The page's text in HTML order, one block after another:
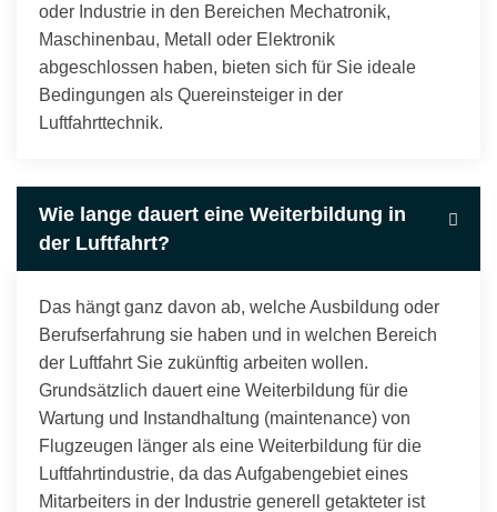
oder Industrie in den Bereichen Mechatronik,
Maschinenbau, Metall oder Elektronik
abgeschlossen haben, bieten sich für Sie ideale
Bedingungen als Quereinsteiger in der
Luftfahrttechnik.
Wie lange dauert eine Weiterbildung in
der Luftfahrt?
Das hängt ganz davon ab, welche Ausbildung oder
Berufserfahrung sie haben und in welchen Bereich
der Luftfahrt Sie zukünftig arbeiten wollen.
Grundsätzlich dauert eine Weiterbildung für die
Wartung und Instandhaltung (maintenance) von
Flugzeugen länger als eine Weiterbildung für die
Luftfahrtindustrie, da das Aufgabengebiet eines
Mitarbeiters in der Industrie generell getakteter ist